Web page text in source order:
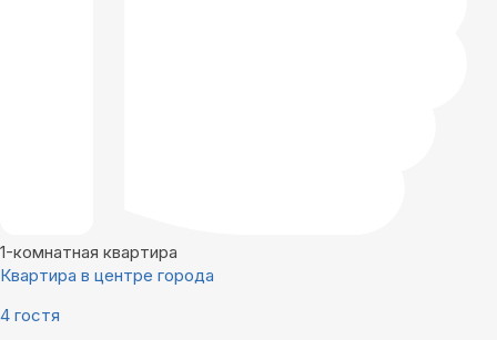
1-комнатная квартира
Квартира в центре города
4 гостя